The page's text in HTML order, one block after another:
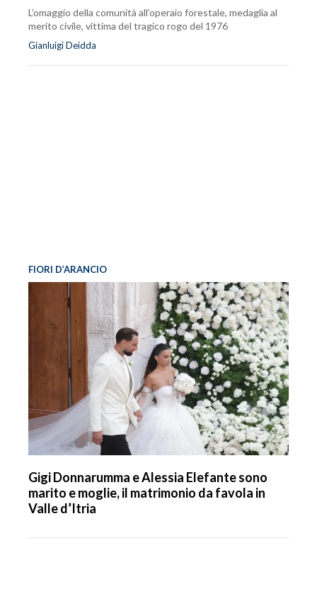
L’omaggio della comunità all’operaio forestale, medaglia al
merito civile, vittima del tragico rogo del 1976
Gianluigi Deidda
FIORI D’ARANCIO
Gigi Donnarumma e Alessia Elefante sono
marito e moglie, il matrimonio da favola in
Valle d’Itria